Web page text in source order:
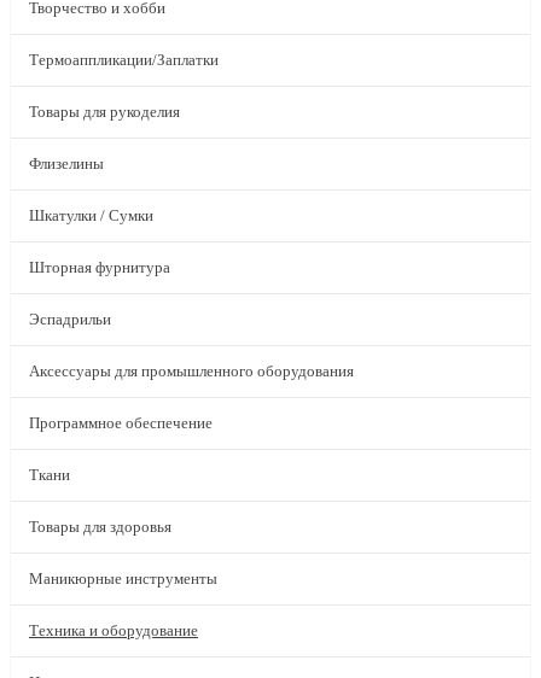
Творчество и хобби
Термоаппликации/Заплатки
Товары для рукоделия
Флизелины
Шкатулки / Сумки
Шторная фурнитура
Эспадрильи
Аксессуары для промышленного оборудования
Программное обеспечение
Ткани
Товары для здоровья
Маникюрные инструменты
Техника и оборудование